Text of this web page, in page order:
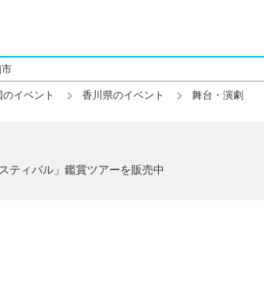
のイベント 香川県のイベント 舞台・演劇
ティバル」鑑賞ツアーを販売中